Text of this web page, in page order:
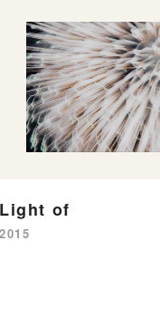
Light of
2015